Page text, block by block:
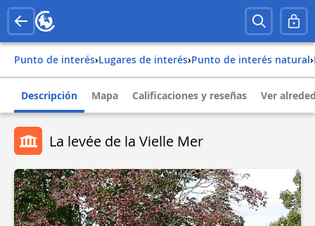
Punto de interés› Lugares de interés› Punto de interés natural›
Descripción Mapa Calificaciones y reseñas Ver
La levée de la Vielle Mer